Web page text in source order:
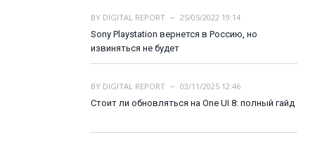
BY DIGITAL REPORT
25/05/2022 19:14
Sony Playstation вернется в Россию, но
извиняться не будет
BY DIGITAL REPORT
03/11/2025 12:46
Стоит ли обновляться на One UI 8: полный гайд